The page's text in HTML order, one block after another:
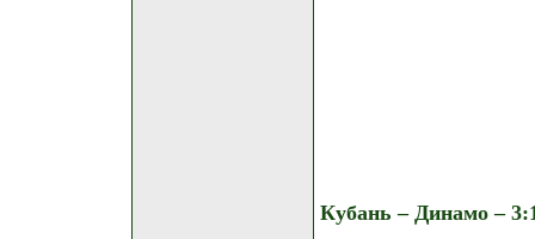
Кубань – Динамо –